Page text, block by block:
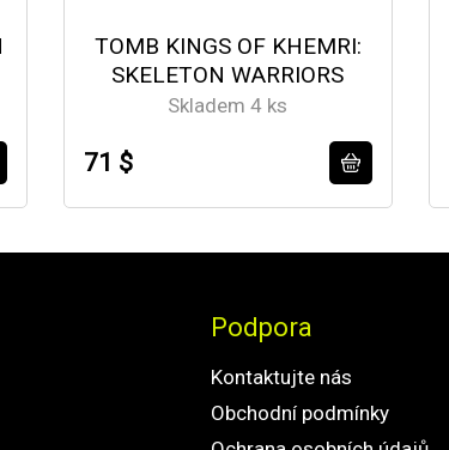
TOMB KINGS OF KHEMRI:
SKELETON WARRIORS
Skladem 4 ks
71 $
Podpora
Kontaktujte nás
Obchodní podmínky